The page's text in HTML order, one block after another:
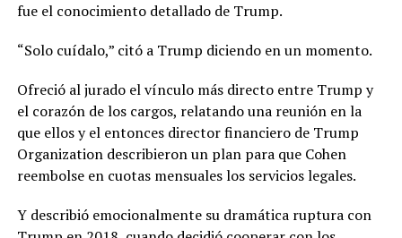
fue el conocimiento detallado de Trump.
“Solo cuídalo,” citó a Trump diciendo en un momento.
Ofreció al jurado el vínculo más directo entre Trump y
el corazón de los cargos, relatando una reunión en la
que ellos y el entonces director financiero de Trump
Organization describieron un plan para que Cohen
reembolse en cuotas mensuales los servicios legales.
Y describió emocionalmente su dramática ruptura con